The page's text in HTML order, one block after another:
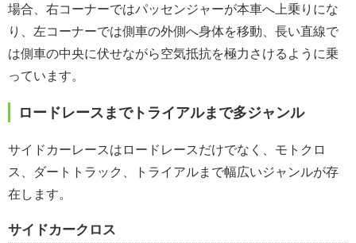
場合、右コーナーではパッセンジャーが本車へ上乗りにな
り、左コーナーでは側車の外側へ身体を移動、長い直線で
は側車の中央に伏せながら空気抵抗を極力さけるように乗
っています。
ロードレースまでトライアルまで多ジャンル
サイドカーレースはロードレースだけでなく、モトクロ
ス、ダートトラック、トライアルまで幅広いジャンルが存
在します。
サイドカークロス